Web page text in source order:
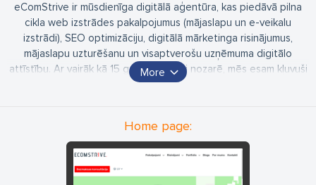
eComStrive ir mūsdienīga digitālā aģentūra, kas piedāvā pilna
cikla web izstrādes pakalpojumus (mājaslapu un e-veikalu
izstrādi), SEO optimizāciju, digitālā mārketinga risinājumus,
mājaslapu uzturēšanu un visaptverošu uzņēmuma digitālo
attīstību. Ar vairāk kā 15 gadu pieredzi nozarē, mēs esam kļuvuši
par uzticamu partneri gan vietējiem, gan starptautiskiem
Mūsu komanda sastāv no pieredzējušiem un talantīgiem
pielāgotus risinājumus, kas atbilst katra klienta individuālajām
More
Home page: